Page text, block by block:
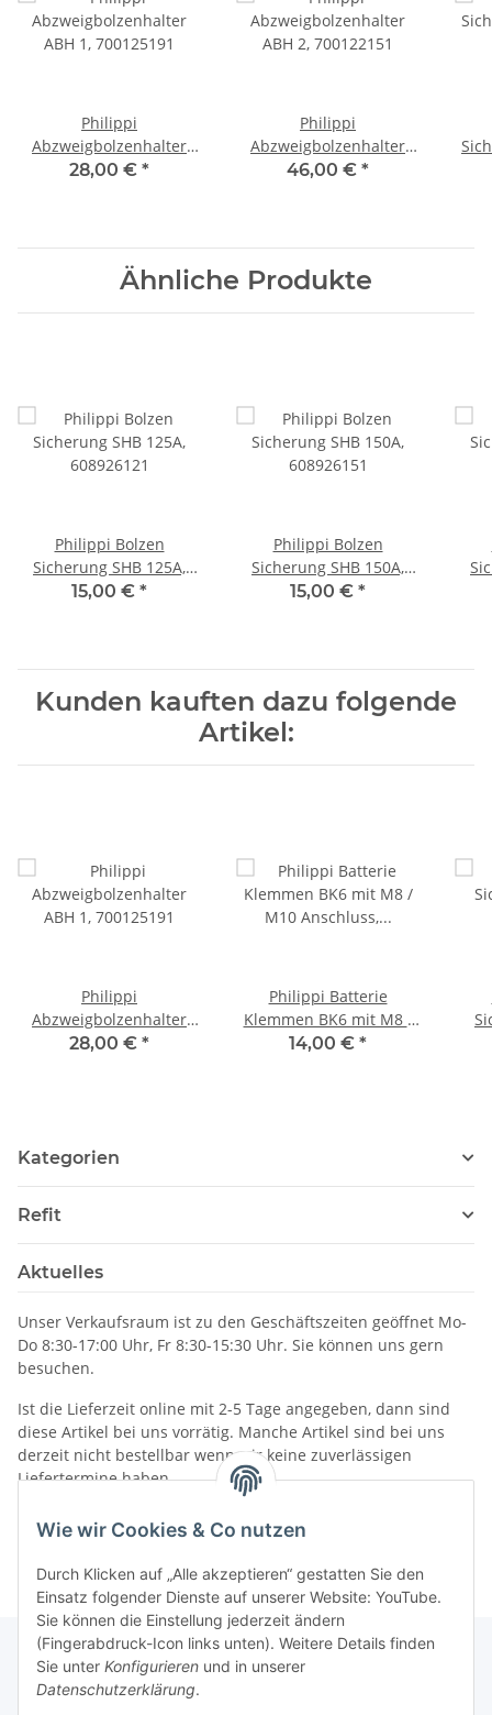
Wie wir Cookies & Co nutzen
Durch Klicken auf „Alle akzeptieren“ gestatten Sie den
Einsatz folgender Dienste auf unserer Website: YouTube.
Sie können die Einstellung jederzeit ändern
(Fingerabdruck-Icon links unten). Weitere Details finden
Sie unter Konfigurieren und in unserer
Datenschutzerklärung.
Philippi
Abzweigbolzenhalter
ABH 1, 700125191
28,00 € *
Philippi
Abzweigbolzenhalter
ABH 2, 700122151
46,00 € *
Ähnliche Produkte
Philippi Bolzen
Sicherung SHB 125A,
608926121
15,00 € *
Philippi Bolzen
Sicherung SHB 150A,
608926151
15,00 € *
Kunden kauften dazu folgende
Artikel:
Philippi
Abzweigbolzenhalter
ABH 1, 700125191
28,00 € *
Philippi Batterie
Klemmen BK6 mit M8 /
M10 Anschluss,
14,00 € *
Kategorien
Refit
Aktuelles
Unser Verkaufsraum ist zu den Geschäftszeiten geöffnet Mo-
Do 8:30-17:00 Uhr, Fr 8:30-15:30 Uhr. Sie können uns gern
besuchen.
Ist die Lieferzeit online mit 2-5 Tage angegeben, dann sind
diese Artikel bei uns vorrätig. Manche Artikel sind bei uns
derzeit nicht bestellbar wenn wir keine zuverlässigen
Liefertermine haben.
Informationen
Gesetzliche Informationen